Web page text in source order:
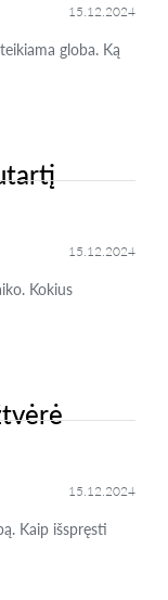
15.12.2024
globa. Ką
15.12.2024
Kokius
15.12.2024
Kaip išspręsti